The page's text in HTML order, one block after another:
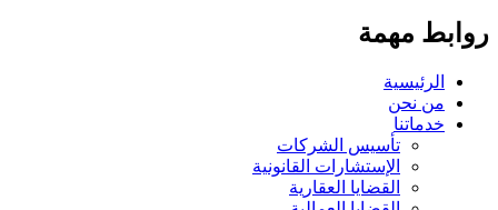
روابط مهمة
الرئيسية
من نحن
خدماتنا
تأسيس الشركات
الإستشارات القانونية
القضايا العقارية